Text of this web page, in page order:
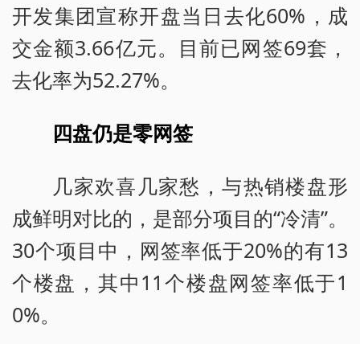
开发集团宣称开盘当日去化60%，成
交金额3.66亿元。目前已网签69套，
去化率为52.27%。
四盘仍是零网签
几家欢喜几家愁，与热销楼盘形
成鲜明对比的，是部分项目的“冷清”。
30个项目中，网签率低于20%的有13
个楼盘，其中11个楼盘网签率低于1
0%。